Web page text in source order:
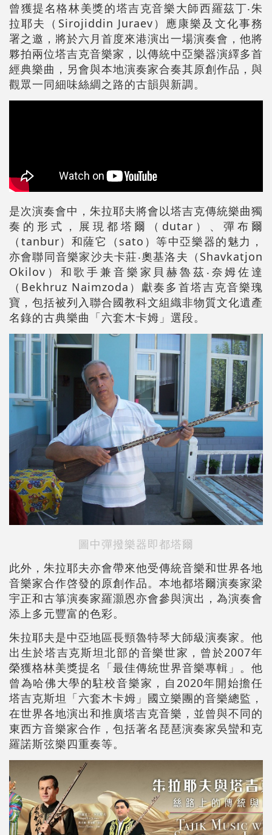
曾獲提名格林美獎的塔吉克音樂大師西羅茲丁‧朱
拉耶夫（Sirojiddin Juraev）應康樂及文化事務
署之邀，將於六月首度來港演出一場演奏會，他將
夥拍兩位塔吉克音樂家，以傳統中亞樂器演繹多首
經典樂曲，另會與本地演奏家合奏其原創作品，與
觀眾一同細味絲綢之路的古韻與新調。
是次演奏會中，朱拉耶夫將會以塔吉克傳統樂曲獨
奏的形式，展現都塔爾（dutar）、彈布爾
（tanbur）和薩它（sato）等中亞樂器的魅力，
亦會聯同音樂家沙夫卡莊‧奧基洛夫（Shavkatjon
Okilov）和歌手兼音樂家貝赫魯茲‧奈姆佐達
（Bekhruz Naimzoda）獻奏多首塔吉克音樂瑰
寶，包括被列入聯合國教科文組織非物質文化遺產
名錄的古典樂曲「六套木卡姆」選段。
圖中彈撥樂器即都塔爾
此外，朱拉耶夫亦會帶來他受傳統音樂和世界各地
音樂家合作啓發的原創作品。本地都塔爾演奏家梁
宇正和古箏演奏家羅灝恩亦會參與演出，為演奏會
添上多元豐富的色彩。
朱拉耶夫是中亞地區長頸魯特琴大師級演奏家。他
出生於塔吉克斯坦北部的音樂世家，曾於2007年
榮獲格林美獎提名「最佳傳統世界音樂專輯」。他
曾為哈佛大學的駐校音樂家，自2020年開始擔任
塔吉克斯坦「六套木卡姆」國立樂團的音樂總監，
在世界各地演出和推廣塔吉克音樂，並曾與不同的
東西方音樂家合作，包括著名琵琶演奏家吳蠻和克
羅諾斯弦樂四重奏等。